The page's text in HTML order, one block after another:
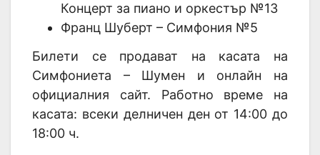
Концерт за пиано и оркестър №13
Франц Шуберт – Симфония №5
Билети се продават на касата на
Симфониета – Шумен и онлайн на
официалния сайт. Работно време на
касата: всеки делничен ден от 14:00 до
18:00 ч.